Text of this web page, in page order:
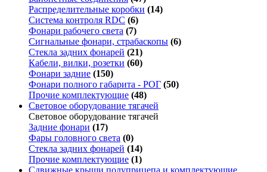
Распределительные коробки (14)
Система контроля RDC (6)
Фонари рабочего света (7)
Сигнальные фонари, страбаскопы (6)
Стекла задних фонарей (21)
Кабели, вилки, розетки (60)
Фонари задние (150)
Фонари полного габарита - РОГ (50)
Прочие комплектующие (48)
Световое оборудование тягачей
Световое оборудование тягачей
Задние фонари (17)
Фары головного света (0)
Стекла задних фонарей (14)
Прочие комплектующие (1)
Сдвижные крыши полуприцепа и комплектующие